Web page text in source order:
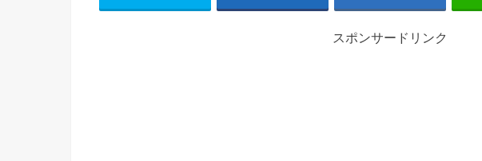
スポンサードリンク